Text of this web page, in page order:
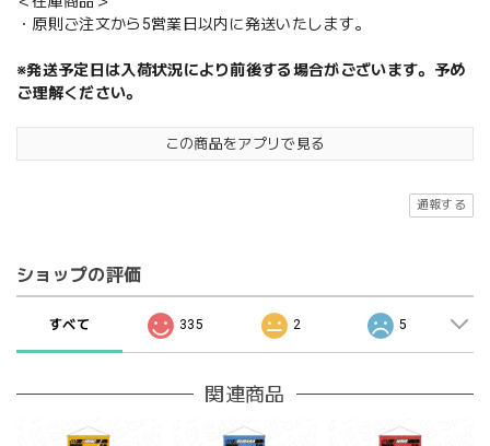
・原則ご注文から5営業日以内に発送いたします。
※発送予定日は入荷状況により前後する場合がございます。予め
ご理解ください。
この商品をアプリで見る
通報する
ショップの評価
すべて 335 2 5
関連商品